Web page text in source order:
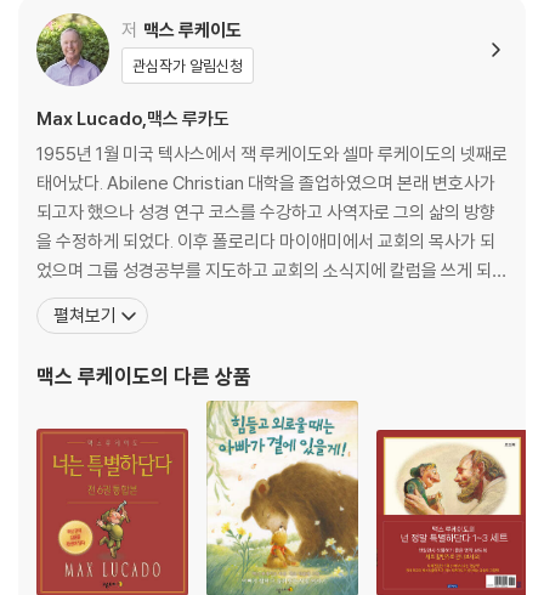
맺음말_ 예수를 바라보자
소그룹 나눔을 위한 가이드
저 맥스 루케이도
관심작가 알림신청
Max Lucado,맥스 루카도
1955년 1월 미국 텍사스에서 잭 루케이도와 셀마 루케이도의 넷째로
태어났다. Abilene Christian 대학을 졸업하였으며 본래 변호사가
되고자 했으나 성경 연구 코스를 수강하고 사역자로 그의 삶의 방향
을 수정하게 되었다. 이후 폴로리다 마이애미에서 교회의 목사가 되
었으며 그룹 성경공부를 지도하고 교회의 소식지에 칼럼을 쓰게 되었
고 칼럼을 엮어 책인 On the Anvil을 출간하였다. 마이애미에서 거
주한지 2년 후 맥스 루케이도는 아내와 함께 브라질의 리우데자네이
인 기독교 작가이면서 가장 영향력 있는
펼쳐보기
맥스 루케이도의 다른 상품